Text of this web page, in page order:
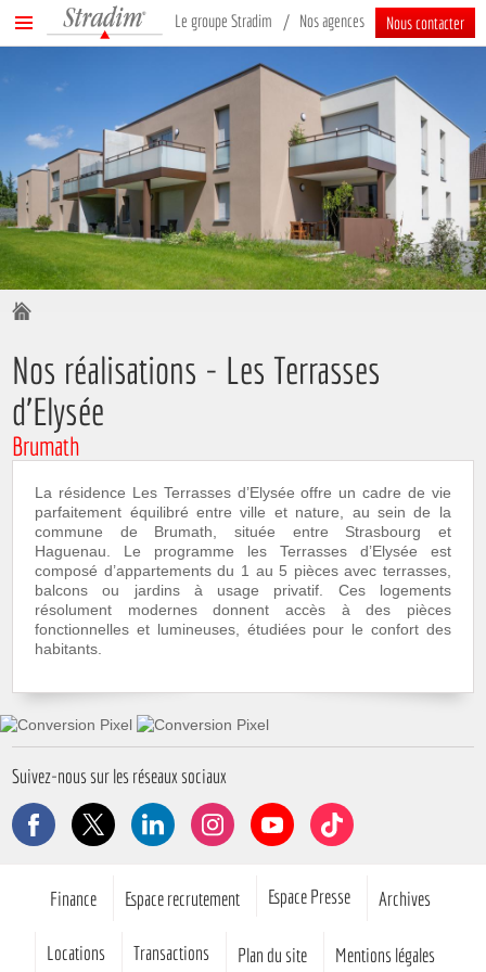
Stradim Le groupe Stradim Nos agences Nous contacter
Menu
principal
Vous êtes ici :
Nos réalisations - Les Terrasses
d’Elysée
Brumath
La résidence Les Terrasses d’Elysée offre un cadre de vie
parfaitement équilibré entre ville et nature, au sein de la
commune de Brumath, située entre Strasbourg et
Haguenau. Le programme les Terrasses d’Elysée est
composé d’appartements du 1 au 5 pièces avec terrasses,
balcons ou jardins à usage privatif. Ces logements
résolument modernes donnent accès à des pièces
fonctionnelles et lumineuses, étudiées pour le confort des
habitants.
Suivez-nous sur les réseaux sociaux
FacebookX LinkedIn InstagramYouTube TikTok
Finance Espace recrutement Espace Presse Archives
Locations Transactions Plan du site Mentions légales